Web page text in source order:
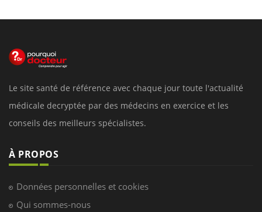
Le site santé de référence avec chaque jour toute l'actualité
médicale decryptée par des médecins en exercice et les
conseils des meilleurs spécialistes.
À PROPOS
Données personnelles et cookies
Qui sommes-nous